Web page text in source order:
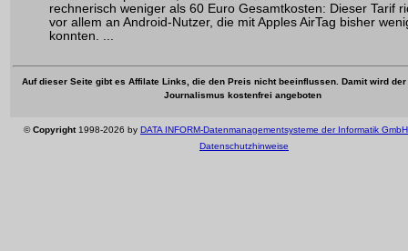
rechnerisch weniger als 60 Euro Gesamtkosten: Dieser Tarif
vor allem an Android-Nutzer, die mit Apples AirTag bisher
konnten. ...
Auf dieser Seite gibt es Affilate Links, die den Preis nicht beeinflussen. Damit wird
Journalismus kostenfrei angeboten
©Copyright1998-2026 by DATA INFORM-Datenmanagementsysteme der Informatik GmbH
Datenschutzhinweise